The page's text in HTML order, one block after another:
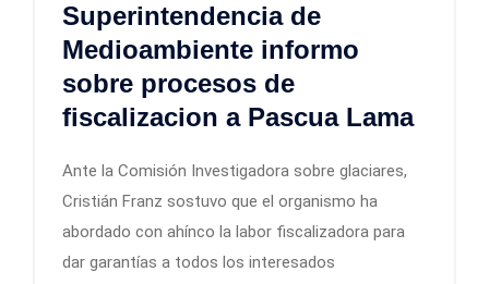
Superintendencia de
Medioambiente informo
sobre procesos de
fiscalizacion a Pascua Lama
Ante la Comisión Investigadora sobre glaciares,
Cristián Franz sostuvo que el organismo ha
abordado con ahínco la labor fiscalizadora para
dar garantías a todos los interesados